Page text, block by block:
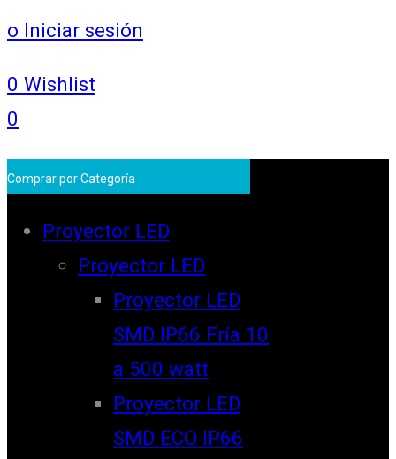
o Iniciar sesión
0 Wishlist
0
Comprar por Categoría
Proyector LED
Proyector LED
Proyector LED
SMD IP66 Fría 10
a 500 watt
Proyector LED
SMD ECO IP66